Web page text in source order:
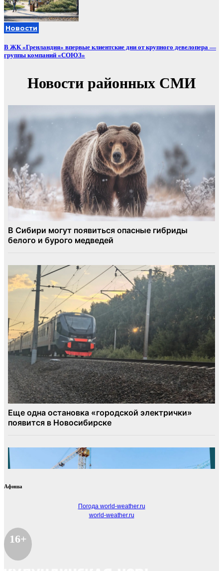
Новости
В ЖК «Гренландия» впервые клиентские дни от крупного девелопера —
группы компаний «СОЮЗ»
Афиша
Погода world-weather.ru
world-weather.ru
16+